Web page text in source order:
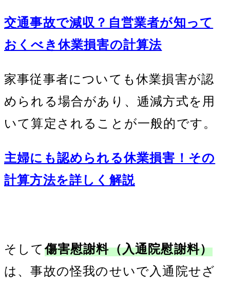
交通事故で減収？自営業者が知って
おくべき休業損害の計算法
家事従事者についても休業損害が認
められる場合があり、逓減方式を用
いて算定されることが一般的です。
主婦にも認められる休業損害！その
計算方法を詳しく解説
そして傷害慰謝料（入通院慰謝料）
は、事故の怪我のせいで入通院せざ